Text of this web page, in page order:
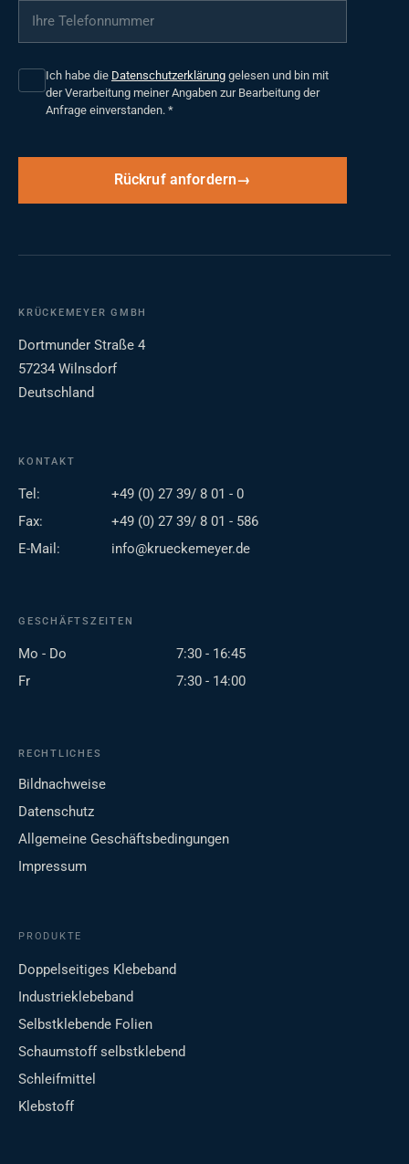
Ihre Telefonnummer
Ich habe die Datenschutzerklärung gelesen und bin mit
der Verarbeitung meiner Angaben zur Bearbeitung der
Anfrage einverstanden. *
Rückruf anfordern
KRÜCKEMEYER GMBH
Dortmunder Straße 4
57234 Wilnsdorf
Deutschland
KONTAKT
Tel:
+49 (0) 27 39/ 8 01 - 0
Fax:
+49 (0) 27 39/ 8 01 - 586
E-Mail:
info@krueckemeyer.de
GESCHÄFTSZEITEN
Mo - Do
7:30 - 16:45
Fr
7:30 - 14:00
RECHTLICHES
Bildnachweise
Datenschutz
Allgemeine Geschäftsbedingungen
Impressum
PRODUKTE
Doppelseitiges Klebeband
Industrieklebeband
Selbstklebende Folien
Schaumstoff selbstklebend
Schleifmittel
Klebstoff